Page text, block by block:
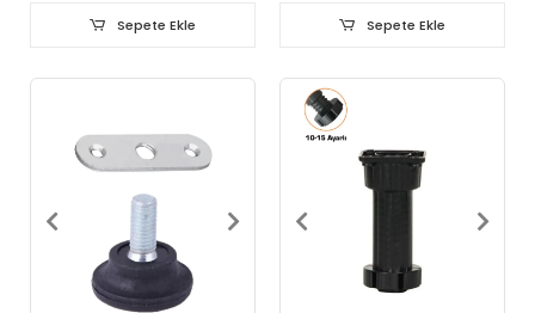
Sepete Ekle Sepete Ekle